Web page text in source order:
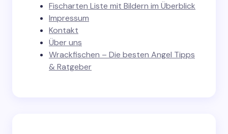
Fischarten Liste mit Bildern im Überblick
Impressum
Kontakt
Über uns
Wrackfischen – Die besten Angel Tipps
& Ratgeber